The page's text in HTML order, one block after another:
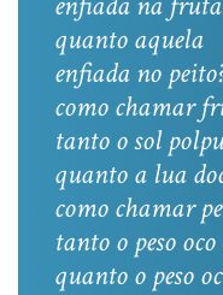
quanto aquela
enfiada no
como chamar
tanto o sol
quanto a lua
como chamar
tanto o peso
quanto o peso